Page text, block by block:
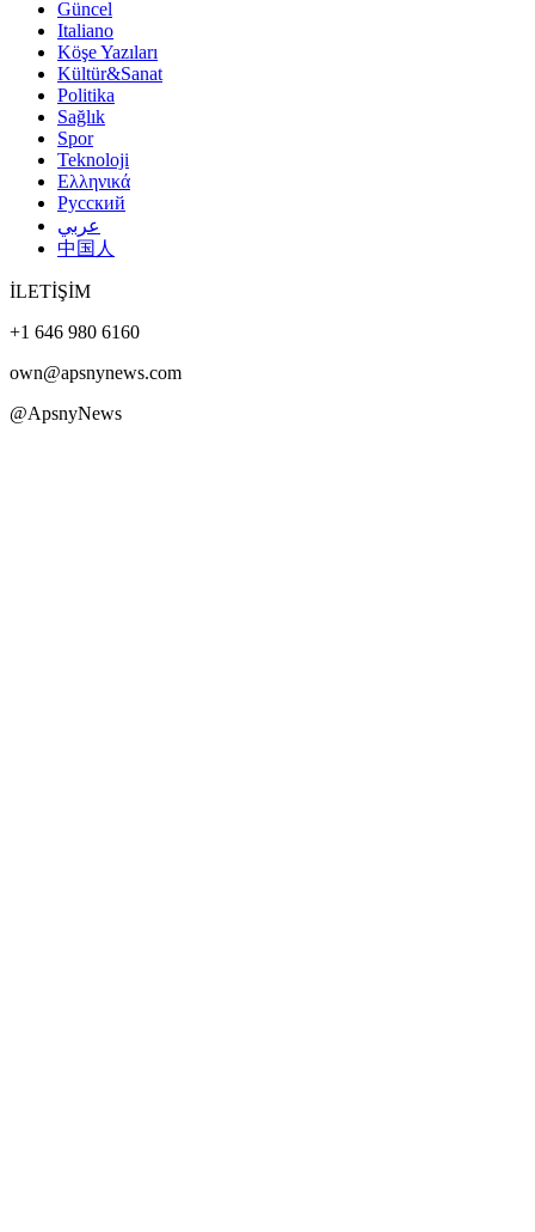
Güncel
Italiano
Köşe Yazıları
Kültür&Sanat
Politika
Sağlık
Spor
Teknoloji
Ελληνικά
Русский
عربي
中国人
İLETİŞİM
+1 646 980 6160
own@apsnynews.com
@ApsnyNews